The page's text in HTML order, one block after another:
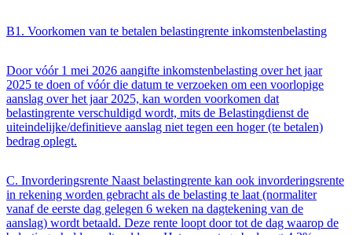
B1. Voorkomen van te betalen belastingrente inkomstenbelasting
Door vóór 1 mei 2026 aangifte inkomstenbelasting over het jaar
2025 te doen of vóór die datum te verzoeken om een voorlopige
aanslag over het jaar 2025, kan worden voorkomen dat
belastingrente verschuldigd wordt, mits de Belastingdienst de
uiteindelijke/definitieve aanslag niet tegen een hoger (te betalen)
bedrag oplegt.
C. Invorderingsrente Naast belastingrente kan ook invorderingsrente
in rekening worden gebracht als de belasting te laat (normaliter
vanaf de eerste dag gelegen 6 weken na dagtekening van de
aanslag) wordt betaald. Deze rente loopt door tot de dag waarop de